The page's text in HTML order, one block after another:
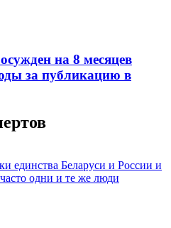
на 8 месяцев
за публикацию в
единства Беларуси и России и
одни и те же люди